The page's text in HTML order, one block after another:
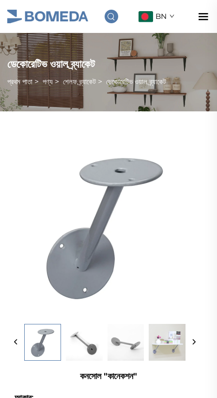
BN
ডেকোরেটিভ ওয়াল ব্র্যাকেট
প্রথম পাতা>পণ্য > শেলফ ব্র্যাকেট > ডেকোরেটিভ ওয়াল ব্র্যাকেট
কনসোল "কানেকশন"